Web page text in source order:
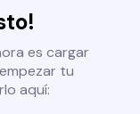
es cargar
tu
aquí: